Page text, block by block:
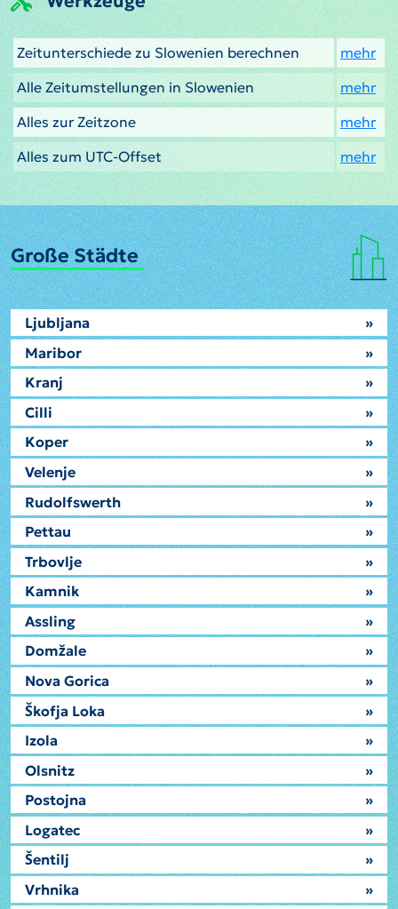
Zeitunterschiede zu Slowenien berechnen
mehr
Alle Zeitumstellungen in Slowenien
mehr
Alles zur Zeitzone
mehr
Alles zum UTC-Offset
mehr
Große Städte
Ljubljana
»
Maribor
»
Kranj
»
Cilli
»
Koper
»
Velenje
»
Rudolfswerth
»
Pettau
»
Trbovlje
»
Kamnik
»
Assling
»
Domžale
»
Nova Gorica
»
Škofja Loka
»
Izola
»
Olsnitz
»
Postojna
»
Logatec
»
Šentilj
»
Vrhnika
»